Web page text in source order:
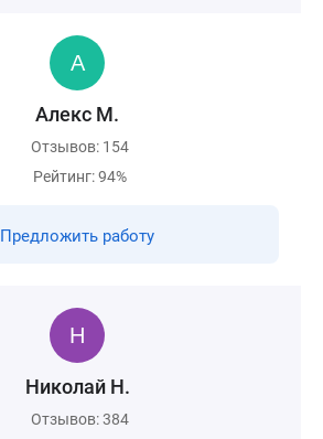
Алекс М.
Отзывов: 154
Рейтинг: 94%
Предложить работу
Николай Н.
Отзывов: 384